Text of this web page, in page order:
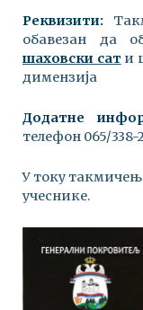
Реквизити:
обавезан да
шаховски сат и
димензија
Додатне
телефон 065/338-
У току
учеснике.